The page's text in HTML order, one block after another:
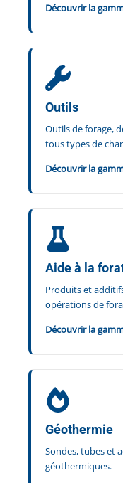
Découvrir la
Outils
Outils de forage,
tous types de
Découvrir la
Aide à la
Produits et
opérations de
Découvrir la
Géothermie
Sondes, tubes et
géothermiques.